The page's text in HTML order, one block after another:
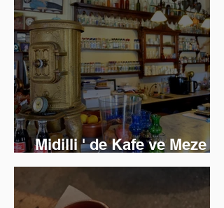
Midilli ' de Kafe ve Meze
Keyfi